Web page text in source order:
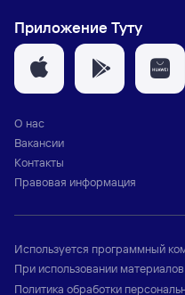
Приложение Туту
О нас
Вакансии
Контакты
Правовая информация
Используется программный
При использовании
Политика обработки